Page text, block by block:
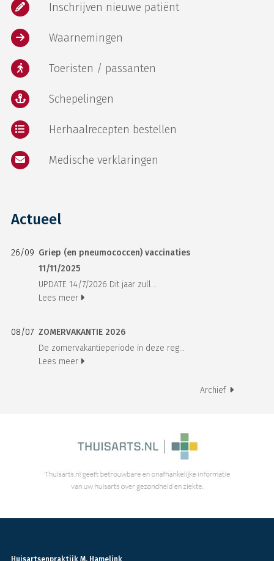
Inschrijven nieuwe patiënt
Waarnemingen
Toeristen / passanten
Schepelingen
Herhaalrecepten bestellen
Medische verklaringen
Actueel
26/09 Griep (en pneumococcen) vaccinaties
11/11/2025
UPDATE 14/7/2026 Dit jaar zull...
Lees meer
08/07 ZOMERVAKANTIE 2026
De zomervakantieperiode in deze reg...
Lees meer
Archief